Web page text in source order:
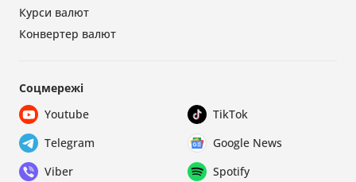
Курси валют
Конвертер валют
Соцмережі
Youtube
TikTok
Telegram
Google News
Viber
Spotify